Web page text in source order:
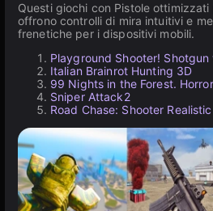
Questi giochi con Pistole
offrono controlli di mira intuitivi e
frenetiche per i dispositivi mobili.
Playground Shooter! Shotgun
Italian Brainrot Hunting 3D
99 Nights in the Forest.
Sniper Attack2
Road Chase: Shooter